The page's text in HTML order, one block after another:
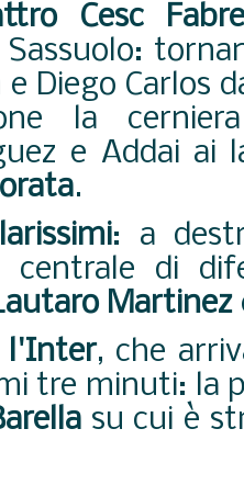
Cesc
Diego Carlos
la
e Addai ai
.
: a
centrale di
Martinez
l'Inter, che
tre minuti: la
su cui è